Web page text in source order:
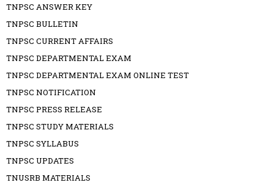
TNPSC ANSWER KEY
TNPSC BULLETIN
TNPSC CURRENT AFFAIRS
TNPSC DEPARTMENTAL EXAM
TNPSC DEPARTMENTAL EXAM ONLINE TEST
TNPSC NOTIFICATION
TNPSC PRESS RELEASE
TNPSC STUDY MATERIALS
TNPSC SYLLABUS
TNPSC UPDATES
TNUSRB MATERIALS